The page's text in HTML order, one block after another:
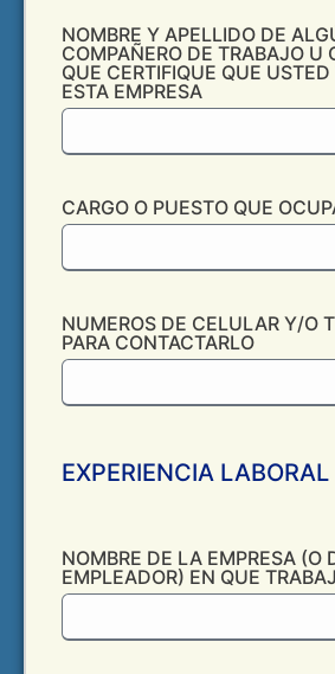
NOMBRE Y APELLIDO DE
COMPAÑERO DE TRABAJO U
QUE CERTIFIQUE QUE
ESTA EMPRESA
CARGO O PUESTO QUE
NUMEROS DE CELULAR Y/O
PARA CONTACTARLO
EXPERIENCIA LABORAL
NOMBRE DE LA EMPRESA (O
EMPLEADOR) EN QUE